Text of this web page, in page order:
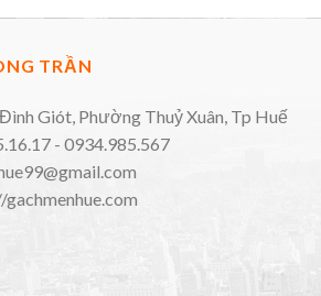
TRẦN
Giót, Phường Thuỷ Xuân, Tp Huế
- 0934.985.567